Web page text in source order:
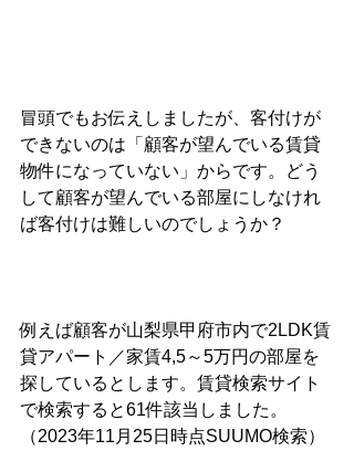
冒頭でもお伝えしましたが、客付けが
できないのは「顧客が望んでいる賃貸
物件になっていない」からです。どう
して顧客が望んでいる部屋にしなけれ
ば客付けは難しいのでしょうか？
例えば顧客が山梨県甲府市内で2LDK賃
貸アパート／家賃4,5～5万円の部屋を
探しているとします。賃貸検索サイト
で検索すると61件該当しました。
（2023年11月25日時点SUUMO検索）